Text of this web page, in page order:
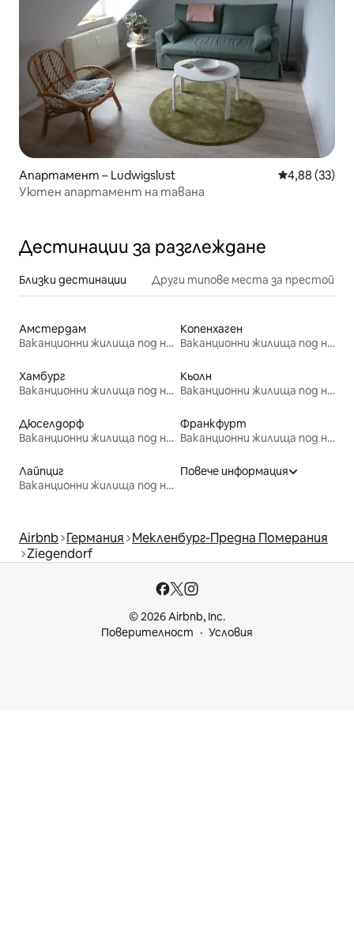
Апартамент – Ludwigslust Средна
4,88 (33)
Уютен апартамент на тавана
Дестинации за разглеждане
Близки дестинации Други типове места за престой
Амстердам
Ваканционни жилища под наем
Копенхаген
Ваканционни жилища под наем
Хамбург
Ваканционни жилища под наем
Кьолн
Ваканционни жилища под наем
Дюселдорф
Ваканционни жилища под наем
Франкфурт
Ваканционни жилища под наем
Лайпциг
Ваканционни жилища под наем
Повече информация
Airbnb Германия Мекленбург-Предна Померания
Ziegendorf
© 2026 Airbnb, Inc.
Поверителност
Условия